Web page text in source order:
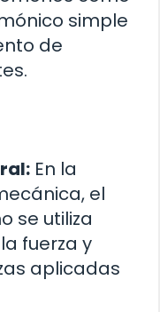
simple
de
En la
el
se utiliza
fuerza y
aplicadas